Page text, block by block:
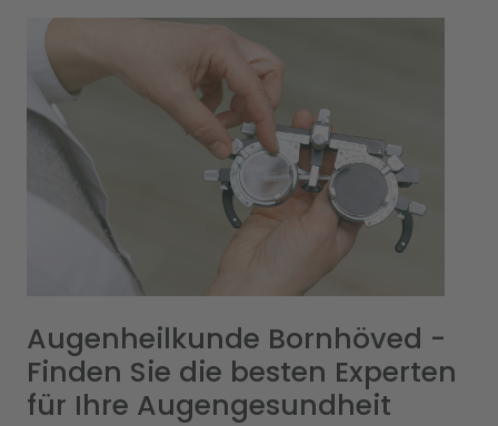
Augenheilkunde Bornhöved -
Finden Sie die besten Experten
für Ihre Augengesundheit